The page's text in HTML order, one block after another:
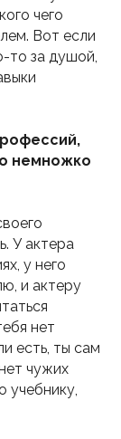
чего
Вот если
то за душой,
немножко
У актера
у него
и актеру
нет
есть, ты сам
чужих
учебнику,